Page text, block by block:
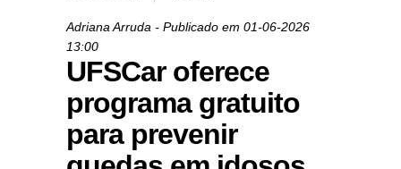
Adriana Arruda - Publicado em 01-06-2026
13:00
UFSCar oferece
programa gratuito
para prevenir